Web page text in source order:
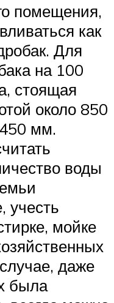
помещения,
как
Для
на 100
стоящая
около 850
мм.
воды
учесть
мойке
даже
была